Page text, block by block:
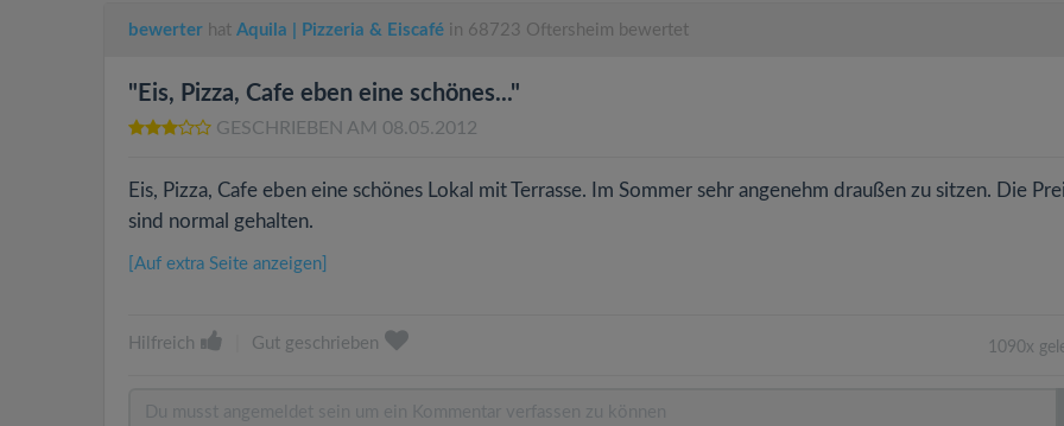
bewerter hat Aquila | Pizzeria & Eiscafé in 68723 Oftersheim bewertet
"Eis, Pizza, Cafe eben eine schönes..."
GESCHRIEBEN AM 08.05.2012
Eis, Pizza, Cafe eben eine schönes Lokal mit Terrasse. Im Sommer sehr angenehm draußen zu sitzen. Die
sind normal gehalten.
[Auf extra Seite anzeigen]
Hilfreich Gut geschrieben 1090x